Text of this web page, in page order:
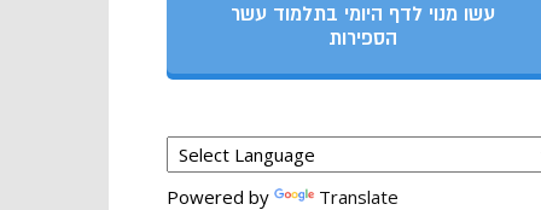
עשו מנוי לדף היומי בתלמוד עשר
הספירות
Powered by Translate